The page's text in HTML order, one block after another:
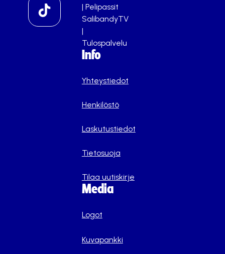
| Pelipassit
SalibandyTV
|
Tulospalvelu
Info
Yhteystiedot
Henkilöstö
Laskutustiedot
Tietosuoja
Tilaa uutiskirje
Media
Logot
Kuvapankki